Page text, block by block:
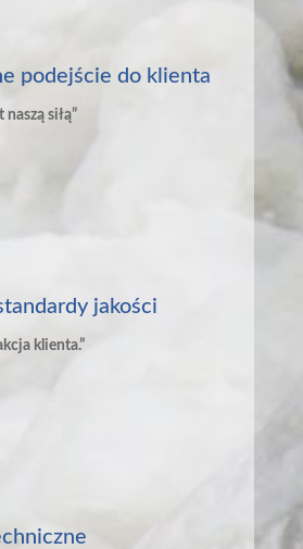
podejście do klienta
siłą”
jakości
klienta.”